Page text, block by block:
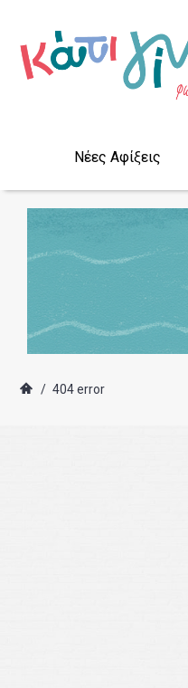
Νέες Αφίξεις
/ 404 error